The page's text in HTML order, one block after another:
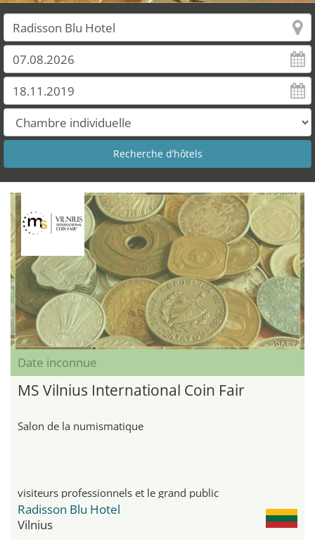
Date inconnue
MS Vilnius International Coin Fair
Salon de la numismatique
visiteurs professionnels et le grand public
Radisson Blu Hotel
Vilnius